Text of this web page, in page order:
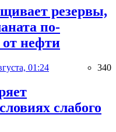
резервы,
по-
нефти
01:24 340
слабого